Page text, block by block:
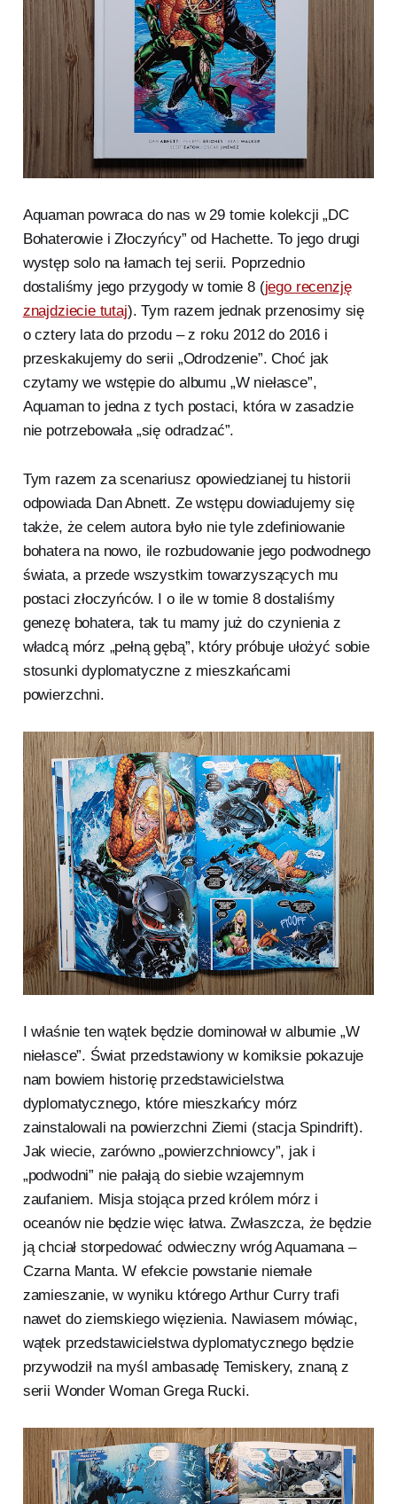
Aquaman powraca do nas w 29 tomie kolekcji „DC
Bohaterowie i Złoczyńcy” od Hachette. To jego drugi
występ solo na łamach tej serii. Poprzednio
dostaliśmy jego przygody w tomie 8 (jego recenzję
znajdziecie tutaj). Tym razem jednak przenosimy się
o cztery lata do przodu – z roku 2012 do 2016 i
przeskakujemy do serii „Odrodzenie”. Choć jak
czytamy we wstępie do albumu „W niełasce”,
Aquaman to jedna z tych postaci, która w zasadzie
nie potrzebowała „się odradzać”.
Tym razem za scenariusz opowiedzianej tu historii
odpowiada Dan Abnett. Ze wstępu dowiadujemy się
także, że celem autora było nie tyle zdefiniowanie
bohatera na nowo, ile rozbudowanie jego podwodnego
świata, a przede wszystkim towarzyszących mu
postaci złoczyńców. I o ile w tomie 8 dostaliśmy
genezę bohatera, tak tu mamy już do czynienia z
władcą mórz „pełną gębą”, który próbuje ułożyć sobie
stosunki dyplomatyczne z mieszkańcami
powierzchni.
I właśnie ten wątek będzie dominował w albumie „W
niełasce”. Świat przedstawiony w komiksie pokazuje
nam bowiem historię przedstawicielstwa
dyplomatycznego, które mieszkańcy mórz
zainstalowali na powierzchni Ziemi (stacja Spindrift).
Jak wiecie, zarówno „powierzchniowcy”, jak i
„podwodni” nie pałają do siebie wzajemnym
zaufaniem. Misja stojąca przed królem mórz i
oceanów nie będzie więc łatwa. Zwłaszcza, że będzie
ją chciał storpedować odwieczny wróg Aquamana –
Czarna Manta. W efekcie powstanie niemałe
zamieszanie, w wyniku którego Arthur Curry trafi
nawet do ziemskiego więzienia. Nawiasem mówiąc,
wątek przedstawicielstwa dyplomatycznego będzie
przywodził na myśl ambasadę Temiskery, znaną z
serii Wonder Woman Grega Rucki.